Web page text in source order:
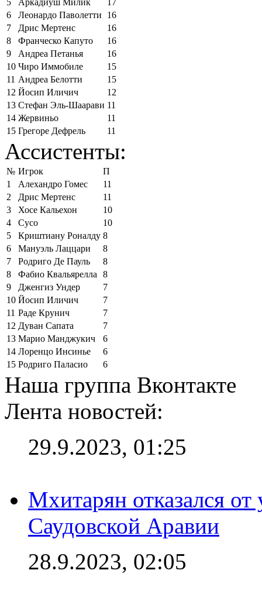
5 Аркадиуш Милик
17
6
Леонардо Паволетти
16
7
Дрис Мертенс
16
8
Франческо Капуто
16
9
Андреа Петанья
16
10 Чиро Иммобиле
15
11 Андреа Белотти
15
12 Йосип Иличич
12
13 Стефан Эль-Шаарави 11
14 Жервиньо
11
15 Грегоре Дефрель 11
Ассистенты:
№ Игрок
П
1
Алехандро Гомес
11
2
Дрис Мертенс
11
3
Хосе Кальехон
10
4
Сусо
10
5
Криштиану Роналду 8
6
Мануэль Лаццари
8
7
Родриго Де Пауль
8
8
Фабио Квальярелла
8
9
Дженгиз Ундер
7
10 Йосип Иличич
7
11 Раде Крунич
7
12 Дуван Сапата
7
13 Марио Манджукич
6
14 Лоренцо Инсинье
6
15 Родриго Паласио 6
Наша группа Вконтакте
Лента новостей:
29.9.2023, 01:25
Мхитарян отказался от
Саудовской Аравии
28.9.2023, 02:05